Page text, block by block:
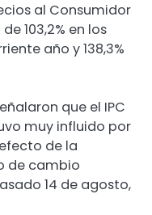
al Consumidor
103,2% en los
año y 138,3%
que el IPC
muy influido por
de la
de cambio
14 de agosto,